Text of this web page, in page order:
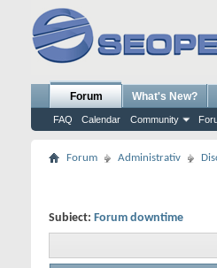
Forum
FAQ Calendar Community
What's New?
Forum Administrativ
Subiect: Forum downtime